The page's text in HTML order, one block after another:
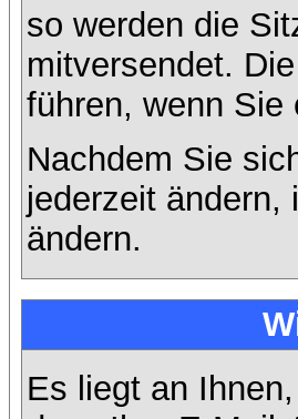
so werden die
mitversendet.
führen, wenn Sie
Nachdem Sie
jederzeit
ändern.
Es liegt an